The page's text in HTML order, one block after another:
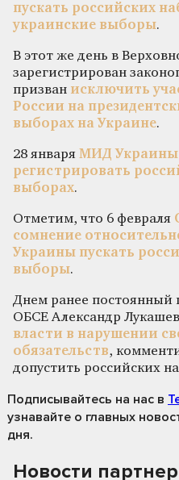
пускать российских
украинские выборы.
В этот же день в
зарегистрирован
призван исключить
России на
выборах на Украине.
28 января МИД Украины
регистрировать
выборах.
Отметим, что 6 февраля
сомнение
Украины пускать
выборы.
Днем ранее постоянный
ОБСЕ Александр
власти в нарушении
обязательств,
допустить российских
Подписывайтесь на нас в
узнавайте о главных
дня.
Новости